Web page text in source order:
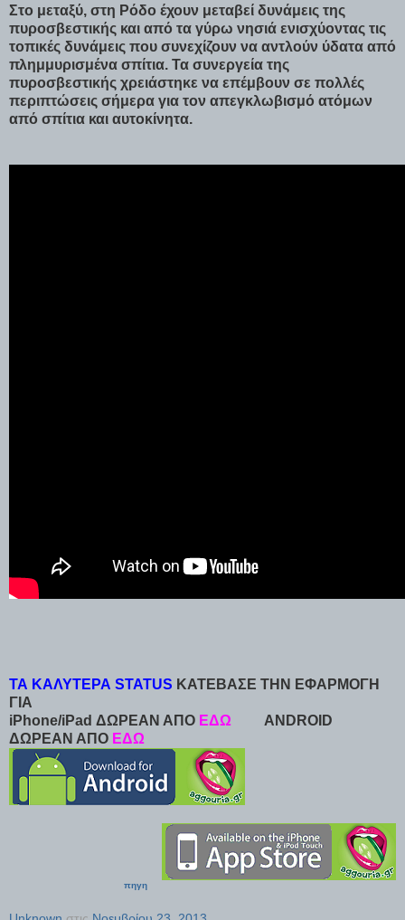
Στο μεταξύ, στη Ρόδο έχουν μεταβεί δυνάμεις της
πυροσβεστικής και από τα γύρω νησιά ενισχύοντας τις
τοπικές δυνάμεις που συνεχίζουν να αντλούν ύδατα από
πλημμυρισμένα σπίτια. Τα συνεργεία της
πυροσβεστικής χρειάστηκε να επέμβουν σε πολλές
περιπτώσεις σήμερα για τον απεγκλωβισμό ατόμων
από σπίτια και αυτοκίνητα.
ΤΑ ΚΑΛΥΤΕΡΑ STATUS ΚΑΤΕΒΑΣΕ ΤΗΝ ΕΦΑΡΜΟΓΗ
ΓΙΑ
iPhone/iPad ΔΩΡΕΑΝ ΑΠΟ ΕΔΩ
ANDROID
ΔΩΡΕΑΝ ΑΠΟ ΕΔΩ
πηγη